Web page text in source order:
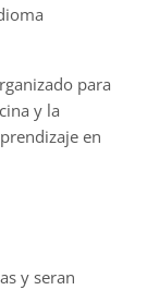
para
y la
en
y seran